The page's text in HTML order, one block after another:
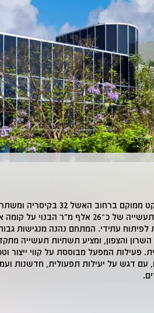
ממוקם ברחוב האשל 32 ב קיסריה
מבנה תעשייה של כ־26 אלף מ"ר
לפיתוח עתידי. המתחם נהנה מנגישות
השרון והצפון, ומציע תשתיות תעשייה
פעילות המפעל מבוססת על קווי ייצור
עם דגש על יעילות תפעולית, חדשנות